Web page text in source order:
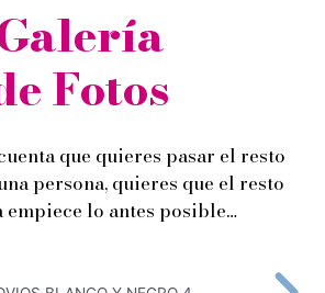
Fotos
que quieres pasar el resto
persona, quieres que el resto
empiece lo antes posible…